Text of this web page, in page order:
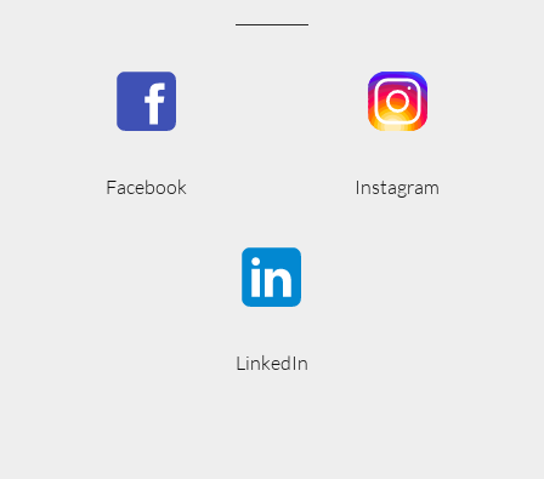
Facebook Instagram
LinkedIn